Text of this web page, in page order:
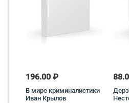
196.00 ₽
В мире криминалистики
Иван Крылов